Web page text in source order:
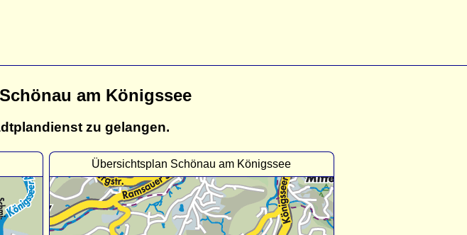
am Königssee
zu gelangen.
Übersichtsplan Schönau am Königssee